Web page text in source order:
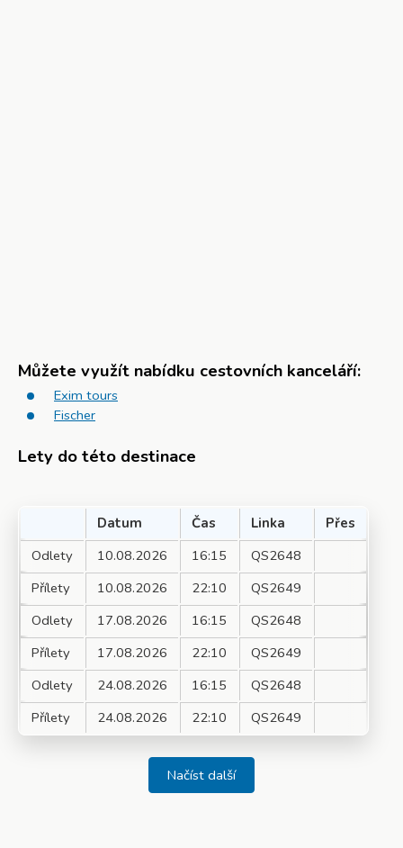
Můžete využít nabídku cestovních kanceláří:
Exim tours
Fischer
Lety do této destinace
Datum Čas Linka
Přes
Odlety
10.08.2026 16:15
QS2648
Přílety
10.08.2026 22:10
QS2649
Odlety
17.08.2026 16:15
QS2648
Přílety
17.08.2026 22:10
QS2649
Odlety
24.08.2026 16:15
QS2648
Přílety
24.08.2026 22:10 QS2649
Načíst další